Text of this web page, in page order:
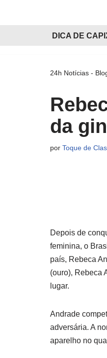
DICA DE
24h Notícias -
da
por Toque de
Depois de
feminina, o
país, Rebeca
(ouro), Rebeca
lugar.
Andrade
adversária. A
aparelho no